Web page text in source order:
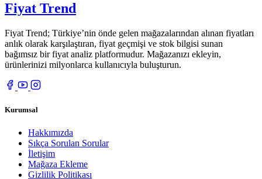
Fiyat Trend
Fiyat Trend; Türkiye’nin önde gelen mağazalarından alınan fiyatları
anlık olarak karşılaştıran, fiyat geçmişi ve stok bilgisi sunan
bağımsız bir fiyat analiz platformudur. Mağazanızı ekleyin,
ürünlerinizi milyonlarca kullanıcıyla buluşturun.
Kurumsal
Hakkımızda
Sıkça Sorulan Sorular
İletişim
Mağaza Ekleme
Gizlilik Politikası